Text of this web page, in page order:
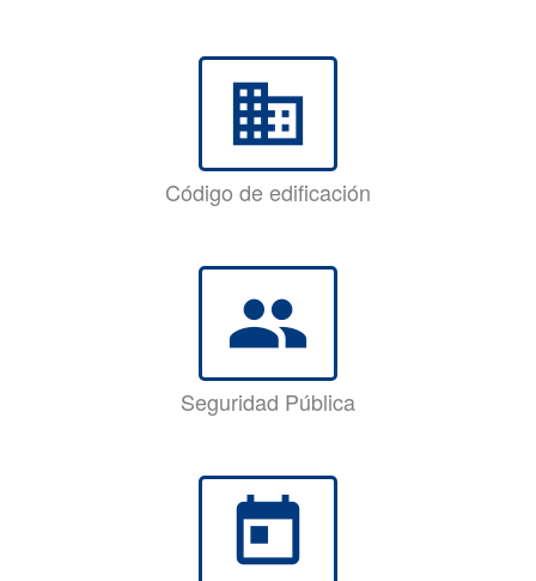
business
Código de edificación
group
Seguridad Pública
today